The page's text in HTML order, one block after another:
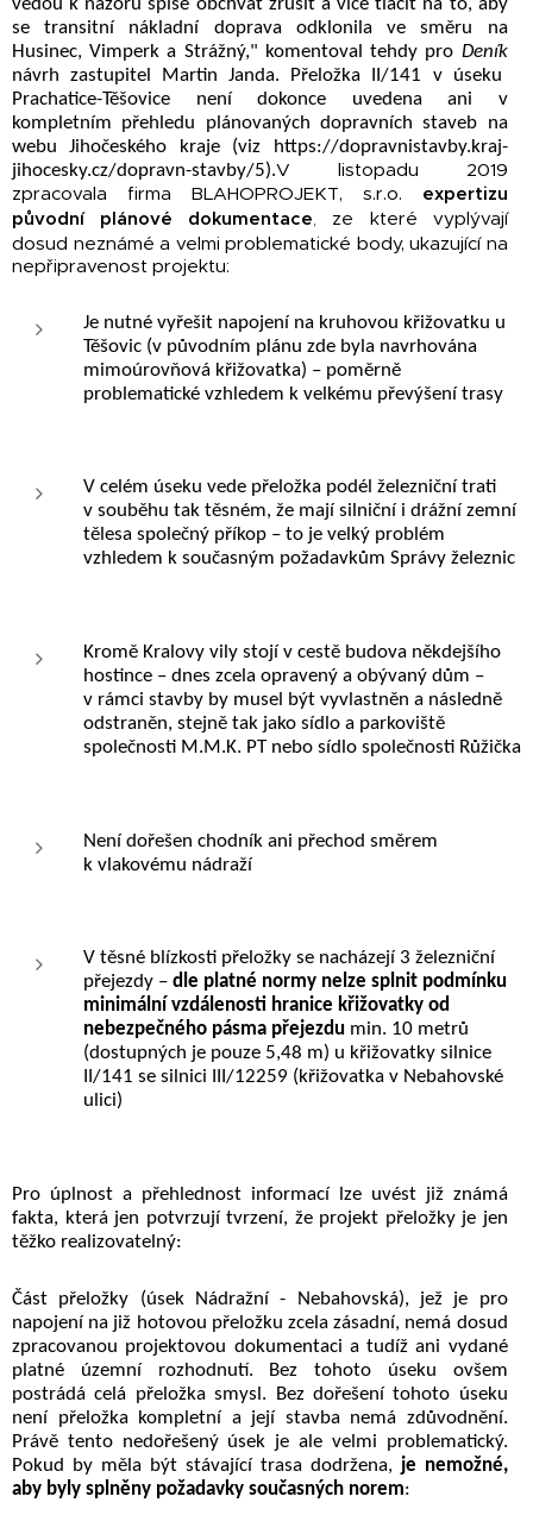
vedou k názoru spíše obchvat zrušit a více tlačit na to, aby
se transitní nákladní doprava odklonila ve směru na
Husinec, Vimperk a Strážný," komentoval tehdy pro Deník
návrh zastupitel Martin Janda. Přeložka II/141 v úseku
Prachatice-Těšovice není dokonce uvedena ani v
kompletním přehledu plánovaných dopravních staveb na
webu Jihočeského kraje (viz https://dopravnistavby.kraj-
jihocesky.cz/dopravn-stavby/5).V listopadu 2019
zpracovala firma BLAHOPROJEKT, s.r.o.
expertizu
původní plánové dokumentace,
ze které vyplývají
dosud neznámé a velmi problematické body, ukazující na
nepřipravenost projektu:
Je nutné vyřešit napojení na kruhovou křižovatku u
Těšovic (v původním plánu zde byla navrhována
mimoúrovňová křižovatka) – poměrně
problematické vzhledem k velkému převýšení trasy
V celém úseku vede přeložka podél železniční trati
v souběhu tak těsném, že mají silniční i drážní zemní
tělesa společný příkop – to je velký problém
vzhledem k současným požadavkům Správy železnic
Kromě Kralovy vily stojí v cestě budova někdejšího
hostince – dnes zcela opravený a obývaný dům –
v rámci stavby by musel být vyvlastněn a následně
odstraněn, stejně tak jako sídlo a parkoviště
společnosti M.M.K. PT nebo sídlo společnosti Růžička
Není dořešen chodník ani přechod směrem
k vlakovému nádraží
V těsné blízkosti přeložky se nacházejí 3 železniční
přejezdy – dle platné normy nelze splnit podmínku
minimální vzdálenosti hranice křižovatky od
nebezpečného pásma přejezdu min. 10 metrů
(dostupných je pouze 5,48 m) u křižovatky silnice
II/141 se silnici III/12259 (křižovatka v Nebahovské
ulici)
Pro úplnost a přehlednost informací lze uvést již známá
fakta, která jen potvrzují tvrzení, že projekt přeložky je jen
těžko realizovatelný:
Část přeložky (úsek Nádražní - Nebahovská), jež je pro
napojení na již hotovou přeložku zcela zásadní, nemá dosud
zpracovanou projektovou dokumentaci a tudíž ani vydané
platné územní rozhodnutí. Bez tohoto úseku ovšem
postrádá celá přeložka smysl. Bez dořešení tohoto úseku
není přeložka kompletní a její stavba nemá zdůvodnění.
Právě tento nedořešený úsek je ale velmi problematický.
Pokud by měla být stávající trasa dodržena, je nemožné,
aby byly splněny požadavky současných norem: